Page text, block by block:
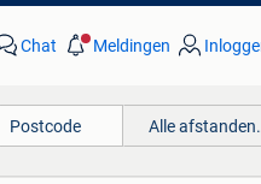
Chat Meldingen
Alle